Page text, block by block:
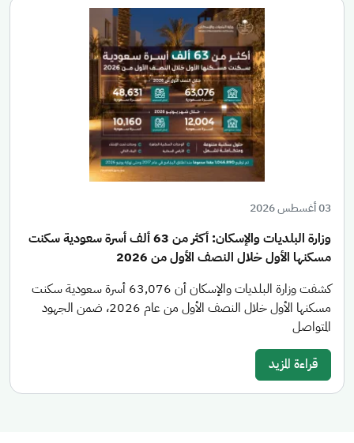
03 أغسطس 2026
وزارة البلديات والإسكان: أكثر من 63 ألف أسرة سعودية سكنت
مسكنها الأول خلال النصف الأول من 2026
كشفت وزارة البلديات والإسكان أن 63,076 أسرة سعودية سكنت
مسكنها الأول خلال النصف الأول من عام 2026، ضمن الجهود
المتواصل
قراءة المزيد